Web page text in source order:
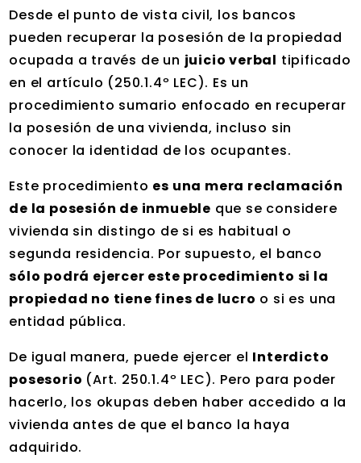
Desde el punto de vista civil, los bancos
pueden recuperar la posesión de la propiedad
ocupada a través de un juicio verbal tipificado
en el artículo (250.1.4º LEC). Es un
procedimiento sumario enfocado en recuperar
la posesión de una vivienda, incluso sin
conocer la identidad de los ocupantes.
Este procedimiento es una mera reclamación
de la posesión de inmueble que se considere
vivienda sin distingo de si es habitual o
segunda residencia. Por supuesto, el banco
sólo podrá ejercer este procedimiento si la
propiedad no tiene fines de lucro o si es una
entidad pública.
De igual manera, puede ejercer el Interdicto
posesorio (Art. 250.1.4º LEC). Pero para poder
hacerlo, los okupas deben haber accedido a la
vivienda antes de que el banco la haya
adquirido.